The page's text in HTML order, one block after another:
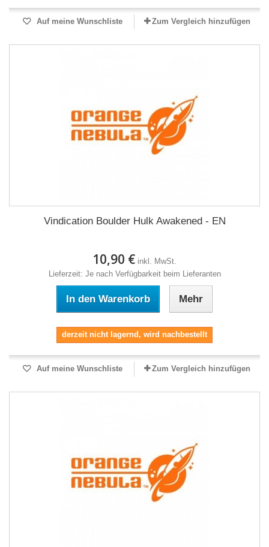
Auf meine Wunschliste Zum Vergleich hinzufügen
Vindication Boulder Hulk Awakened - EN
10,90 € inkl. MwSt.
Lieferzeit: Je nach Verfügbarkeit beim Lieferanten
In den Warenkorb Mehr
derzeit nicht lagernd, wird nachbestellt
Auf meine Wunschliste Zum Vergleich hinzufügen